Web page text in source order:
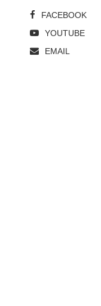
FACEBOOK
YOUTUBE
EMAIL